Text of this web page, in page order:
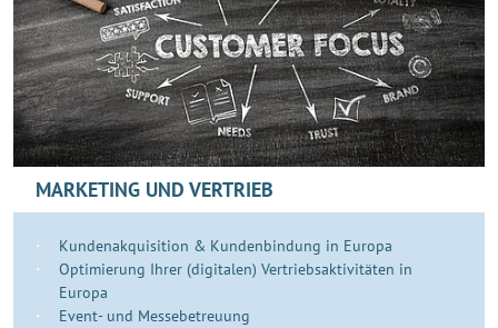
MARKETING UND VERTRIEB
Kundenakquisition & Kundenbindung in Europa
Optimierung Ihrer (digitalen) Vertriebsaktivitäten in
Europa
Event- und Messebetreuung